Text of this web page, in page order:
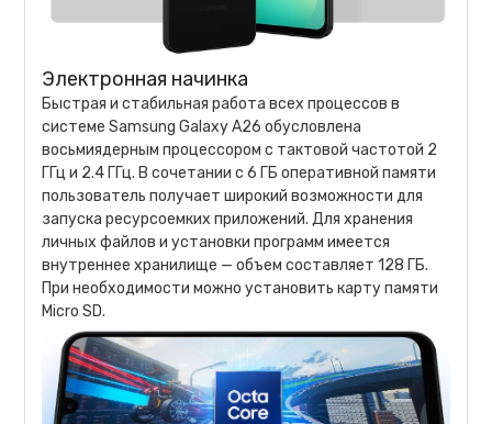
Электронная начинка
Быстрая и стабильная работа всех процессов в
системе Samsung Galaxy A26 обусловлена
восьмиядерным процессором с тактовой частотой 2
ГГц и 2.4 ГГц. В сочетании с 6 ГБ оперативной памяти
пользователь получает широкий возможности для
запуска ресурсоемких приложений. Для хранения
личных файлов и установки программ имеется
внутреннее хранилище — объем составляет 128 ГБ.
При необходимости можно установить карту памяти
Micro SD.